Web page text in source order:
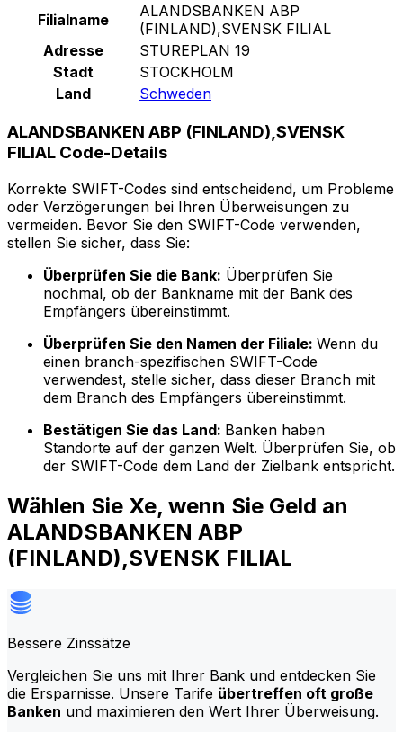
Filialname
ALANDSBANKEN ABP
(FINLAND),SVENSK FILIAL
Adresse
STUREPLAN 19
Stadt
STOCKHOLM
Land
Schweden
ALANDSBANKEN ABP (FINLAND),SVENSK
FILIAL Code-Details
Korrekte SWIFT-Codes sind entscheidend, um Probleme
oder Verzögerungen bei Ihren Überweisungen zu
vermeiden. Bevor Sie den SWIFT-Code verwenden,
stellen Sie sicher, dass Sie:
Überprüfen Sie die Bank: Überprüfen Sie
nochmal, ob der Bankname mit der Bank des
Empfängers übereinstimmt.
Überprüfen Sie den Namen der Filiale: Wenn du
einen branch-spezifischen SWIFT-Code
verwendest, stelle sicher, dass dieser Branch mit
dem Branch des Empfängers übereinstimmt.
Bestätigen Sie das Land: Banken haben
Standorte auf der ganzen Welt. Überprüfen Sie, ob
der SWIFT-Code dem Land der Zielbank entspricht.
Wählen Sie Xe, wenn Sie Geld an
ALANDSBANKEN ABP
(FINLAND),SVENSK FILIAL
Bessere Zinssätze
Vergleichen Sie uns mit Ihrer Bank und entdecken Sie
die Ersparnisse. Unsere Tarife übertreffen oft große
Banken und maximieren den Wert Ihrer Überweisung.